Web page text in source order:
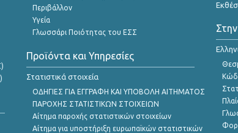
Περιβάλλον
Υγεία
Γλωσσάρι Ποιότητας του ΕΣΣ
Προϊόντα και Υπηρεσίες
Στατιστικά στοιχεία
ΟΔΗΓΙΕΣ ΓΙΑ ΕΓΓΡΑΦΗ ΚΑΙ ΥΠΟΒΟΛΗ ΑΙΤΗΜΑΤΟΣ
ΠΑΡΟΧΗΣ ΣΤΑΤΙΣΤΙΚΩΝ ΣΤΟΙΧΕΙΩΝ
Αίτημα παροχής στατιστικών στοιχείων
Αίτημα για υποστήριξη ευρωπαϊκών στατιστικών